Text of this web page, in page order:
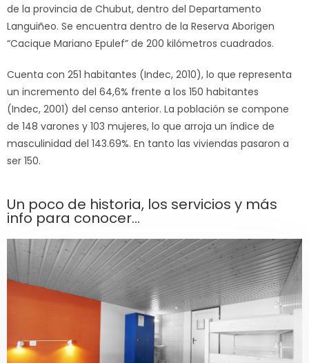
de la provincia de Chubut, dentro del Departamento
Languiñeo. Se encuentra dentro de la Reserva Aborigen
“Cacique Mariano Epulef” de 200 kilómetros cuadrados.
Cuenta con 251 habitantes (Indec, 2010), lo que representa
un incremento del 64,6% frente a los 150 habitantes
(Indec, 2001) del censo anterior. La población se compone
de 148 varones y 103 mujeres, lo que arroja un índice de
masculinidad del 143.69%. En tanto las viviendas pasaron a
ser 150.
Un poco de historia, los servicios y más
info para conocer...